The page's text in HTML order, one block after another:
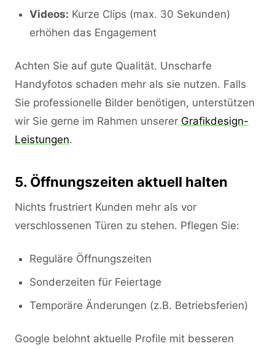
Videos: Kurze Clips (max. 30 Sekunden)
erhöhen das Engagement
Achten Sie auf gute Qualität. Unscharfe
Handyfotos schaden mehr als sie nutzen. Falls
Sie professionelle Bilder benötigen, unterstützen
wir Sie gerne im Rahmen unserer Grafikdesign-
Leistungen.
5. Öffnungszeiten aktuell halten
Nichts frustriert Kunden mehr als vor
verschlossenen Türen zu stehen. Pflegen Sie:
Reguläre Öffnungszeiten
Sonderzeiten für Feiertage
Temporäre Änderungen (z.B. Betriebsferien)
Google belohnt aktuelle Profile mit besseren